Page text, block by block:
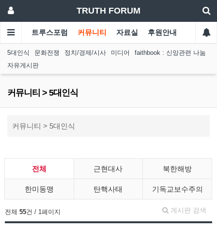
TRUTH FORUM
트루스포럼 커뮤니티 자료실 후원안내
5대인식 문화전쟁 정치/경제/시사 미디어
faithbook : 신앙관련 나눔
자유게시판
커뮤니티 > 5대인식
커뮤니티 > 5대인식
전체 근현대사 북한해방
한미동맹 탄핵사태 기독교보수주의
게시판 검색
전체 55건 / 1페이지